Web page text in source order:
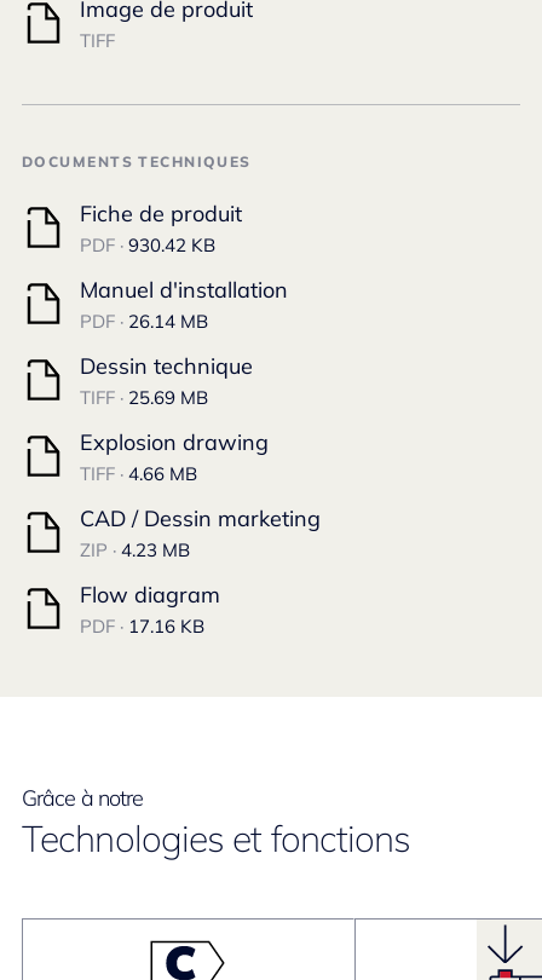
Image de produit
TIFF
DOCUMENTS TECHNIQUES
Fiche de produit
PDF · 930.42 KB
Manuel d'installation
PDF · 26.14 MB
Dessin technique
TIFF · 25.69 MB
Explosion drawing
TIFF · 4.66 MB
CAD / Dessin marketing
ZIP · 4.23 MB
Flow diagram
PDF · 17.16 KB
Grâce à notre
Technologies et fonctions